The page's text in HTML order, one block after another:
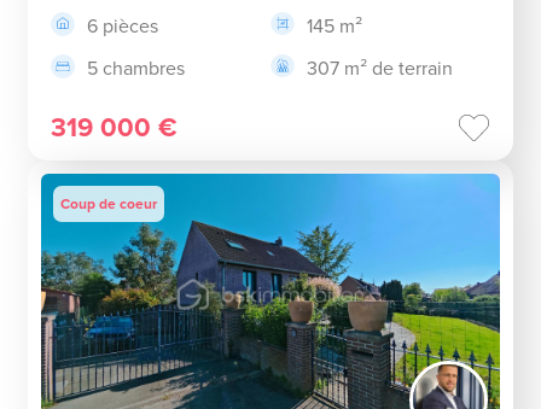
6 pièces
145 m²
5 chambres
307 m² de terrain
319 000 €
Coup de coeur